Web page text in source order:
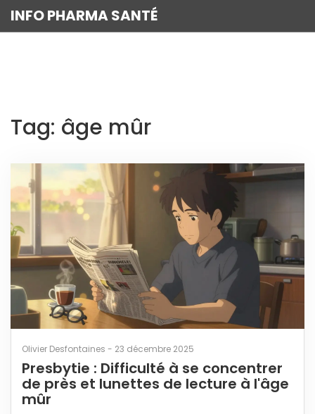
INFO PHARMA SANTÉ
Tag: âge mûr
Olivier Desfontaines - 23 décembre 2025
Presbytie : Difficulté à se concentrer
de près et lunettes de lecture à l'âge
mûr